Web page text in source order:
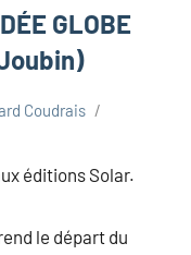
GLOBE
Coudrais
éditions Solar.
le départ du